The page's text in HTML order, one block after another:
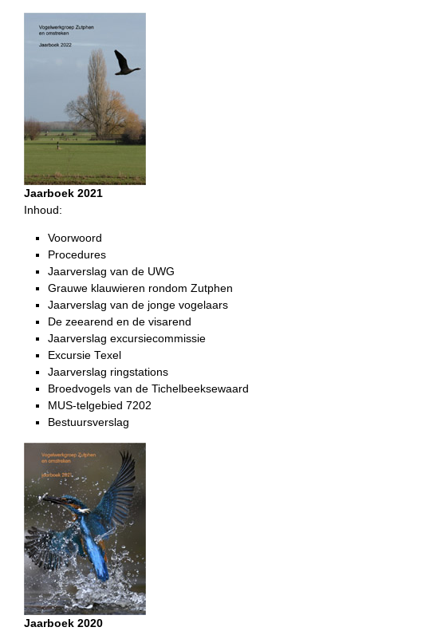
Jaarboek 2021
Inhoud:
Voorwoord
Procedures
Jaarverslag van de UWG
Grauwe klauwieren rondom Zutphen
Jaarverslag van de jonge vogelaars
De zeearend en de visarend
Jaarverslag excursiecommissie
Excursie Texel
Jaarverslag ringstations
Broedvogels van de Tichelbeeksewaard
MUS-telgebied 7202
Bestuursverslag
Jaarboek 2020